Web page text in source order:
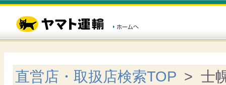
直営店・取扱店検索TOP > 士